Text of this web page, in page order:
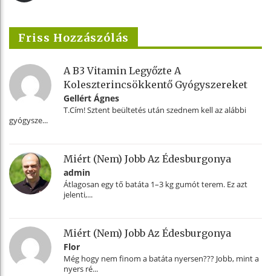
Friss Hozzászólás
A B3 Vitamin Legyőzte A
Koleszterincsökkentő Gyógyszereket
Gellért Ágnes
T.Cím! Sztent beültetés után szednem kell az alábbi
gyógysze...
Miért (nem) Jobb Az Édesburgonya
admin
Átlagosan egy tő batáta 1–3 kg gumót terem. Ez azt
jelenti,...
Miért (nem) Jobb Az Édesburgonya
Flor
Még hogy nem finom a batáta nyersen??? Jobb, mint a
nyers ré...